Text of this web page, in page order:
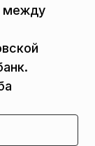
между